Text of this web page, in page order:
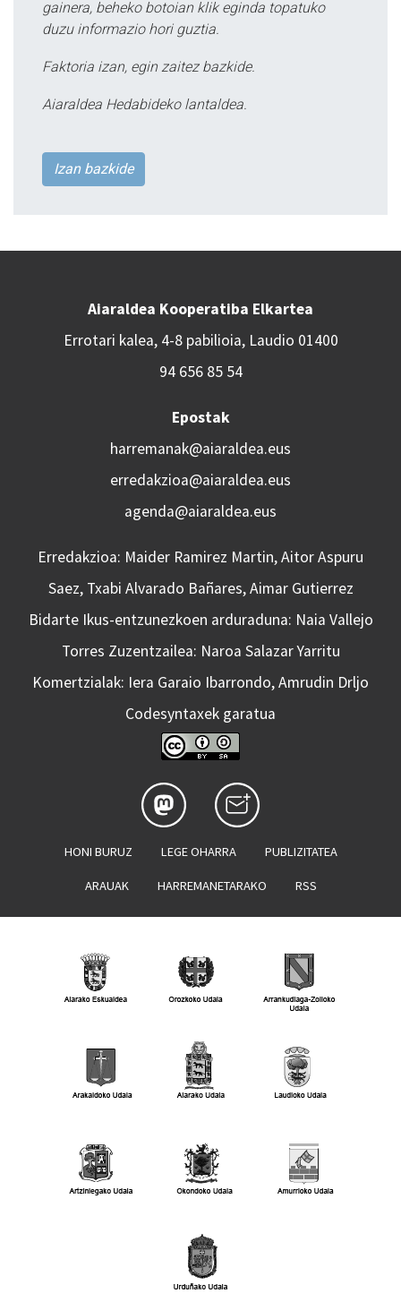
gainera, beheko botoian klik eginda topatuko
duzu informazio hori guztia.
Faktoria izan, egin zaitez bazkide.
Aiaraldea Hedabideko lantaldea.
Izan bazkide
Aiaraldea Kooperatiba Elkartea
Errotari kalea, 4-8 pabilioia, Laudio 01400
94 656 85 54
Epostak
harremanak@aiaraldea.eus
erredakzioa@aiaraldea.eus
agenda@aiaraldea.eus
Erredakzioa: Maider Ramirez Martin, Aitor Aspuru
Saez, Txabi Alvarado Bañares, Aimar Gutierrez
Bidarte Ikus-entzunezkoen arduraduna: Naia Vallejo
Torres Zuzentzailea: Naroa Salazar Yarritu
Komertzialak: Iera Garaio Ibarrondo, Amrudin Drljo
Codesyntaxek garatua
HONI BURUZ LEGE OHARRA PUBLIZITATEA
ARAUAK HARREMANETARAKO RSS